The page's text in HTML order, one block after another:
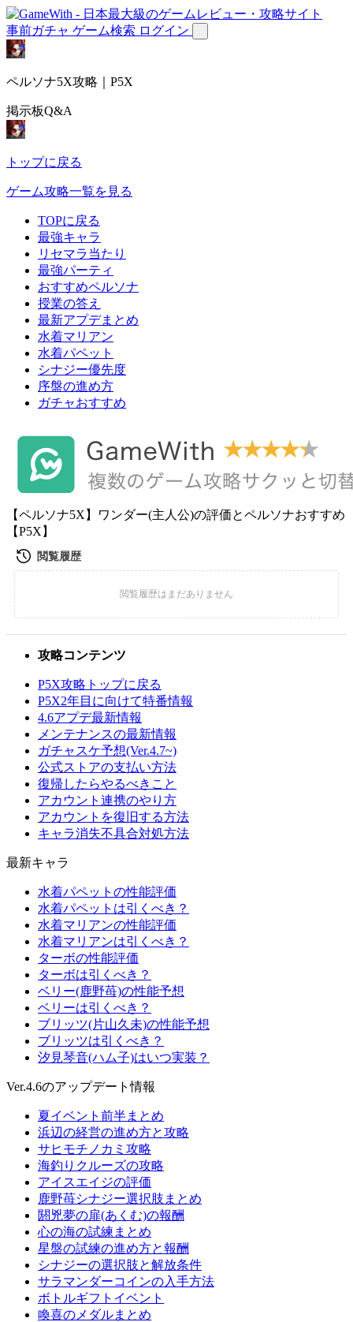
事前ガチャ ゲーム検索 ログイン
ペルソナ5X攻略｜P5X
掲示板Q&A
トップに戻る
ゲーム攻略一覧を見る
TOPに戻る
最強キャラ
リセマラ当たり
最強パーティ
おすすめペルソナ
授業の答え
最新アプデまとめ
水着マリアン
水着パペット
シナジー優先度
序盤の進め方
ガチャおすすめ
【ペルソナ5X】ワンダー(主人公)の評価とペルソナおすすめ
【P5X】
攻略コンテンツ
P5X攻略トップに戻る
P5X2年目に向けて特番情報
4.6アプデ最新情報
メンテナンスの最新情報
ガチャスケ予想(Ver.4.7~)
公式ストアの支払い方法
復帰したらやるべきこと
アカウント連携のやり方
アカウントを復旧する方法
キャラ消失不具合対処方法
最新キャラ
水着パペットの性能評価
水着パペットは引くべき？
水着マリアンの性能評価
水着マリアンは引くべき？
ターボの性能評価
ターボは引くべき？
ベリー(鹿野苺)の性能予想
ベリーは引くべき？
ブリッツ(片山久未)の性能予想
ブリッツは引くべき？
汐見琴音(ハム子)はいつ実装？
Ver.4.6のアップデート情報
夏イベント前半まとめ
浜辺の経営の進め方と攻略
サヒモチノカミ攻略
海釣りクルーズの攻略
アイスエイジの評価
鹿野苺シナジー選択肢まとめ
閼兇夢の扉(あくむ)の報酬
心の海の試練まとめ
星盤の試練の進め方と報酬
シナジーの選択肢と解放条件
サラマンダーコインの入手方法
ボトルギフトイベント
喚喜のメダルまとめ